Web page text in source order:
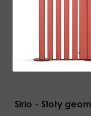
Sirio - Stoły